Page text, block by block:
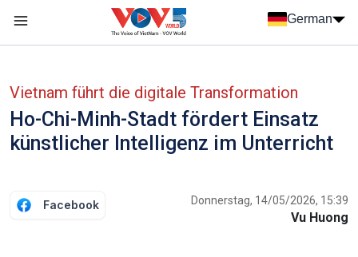
German
Vietnam führt die digitale Transformation
Ho-Chi-Minh-Stadt fördert Einsatz
künstlicher Intelligenz im Unterricht
Facebook Donnerstag, 14/05/2026, 15:39
Vu Huong